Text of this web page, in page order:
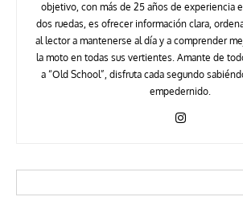
objetivo, con más de 25 años de experiencia
dos ruedas, es ofrecer información clara,
al lector a mantenerse al día y a comprender
la moto en todas sus vertientes. Amante de
a “Old School”, disfruta cada segundo
empedernido.